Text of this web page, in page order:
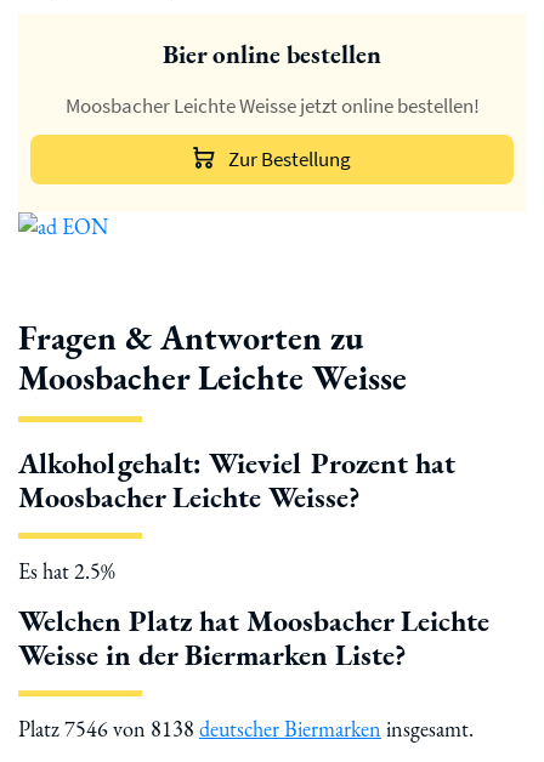
Bier online bestellen
Moosbacher Leichte Weisse jetzt online bestellen!
Zur Bestellung
Fragen & Antworten zu
Moosbacher Leichte Weisse
Alkoholgehalt: Wieviel Prozent hat
Moosbacher Leichte Weisse?
Es hat 2.5%
Welchen Platz hat Moosbacher Leichte
Weisse in der Biermarken Liste?
Platz 7546 von 8138 deutscher Biermarken insgesamt.